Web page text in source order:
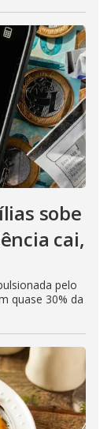
sobe
cai,
pelo
quase 30% da